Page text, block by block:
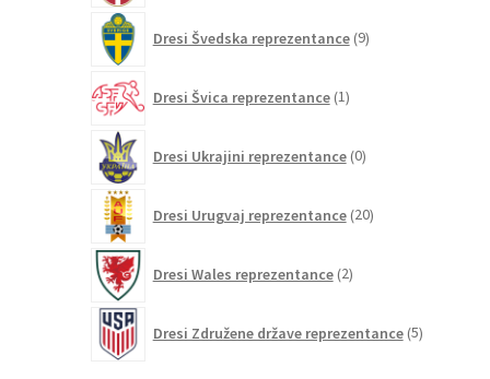
Dresi Švedska reprezentance 9izdelkov
Dresi Švica reprezentance 1izdelek
Dresi Ukrajini reprezentance 0izdelkov
Dresi Urugvaj reprezentance 20izdelkov
Dresi Wales reprezentance 2izdelka
Dresi Združene države reprezentance 5izdelkov